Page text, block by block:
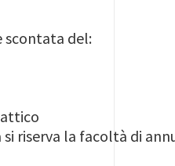
scontata del:
riserva la facoltà di